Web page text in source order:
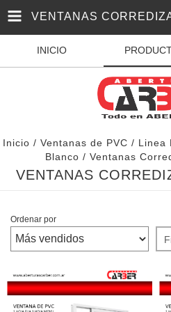
INICIO
Inicio / Ventanas de PVC / Linea
Blanco / Ventanas
VENTANAS
Ordenar por